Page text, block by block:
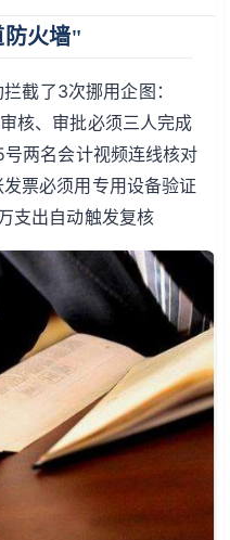
火墙"
截了3次挪用企图：
核、审批必须三人完成
两名会计视频连线核对
票必须用专用设备验证
支出自动触发复核